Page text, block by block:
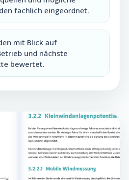
fachlich eingeordnet.
mit Blick auf
und nächste
bewertet.